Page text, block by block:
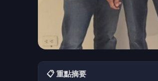
📋 重點摘要